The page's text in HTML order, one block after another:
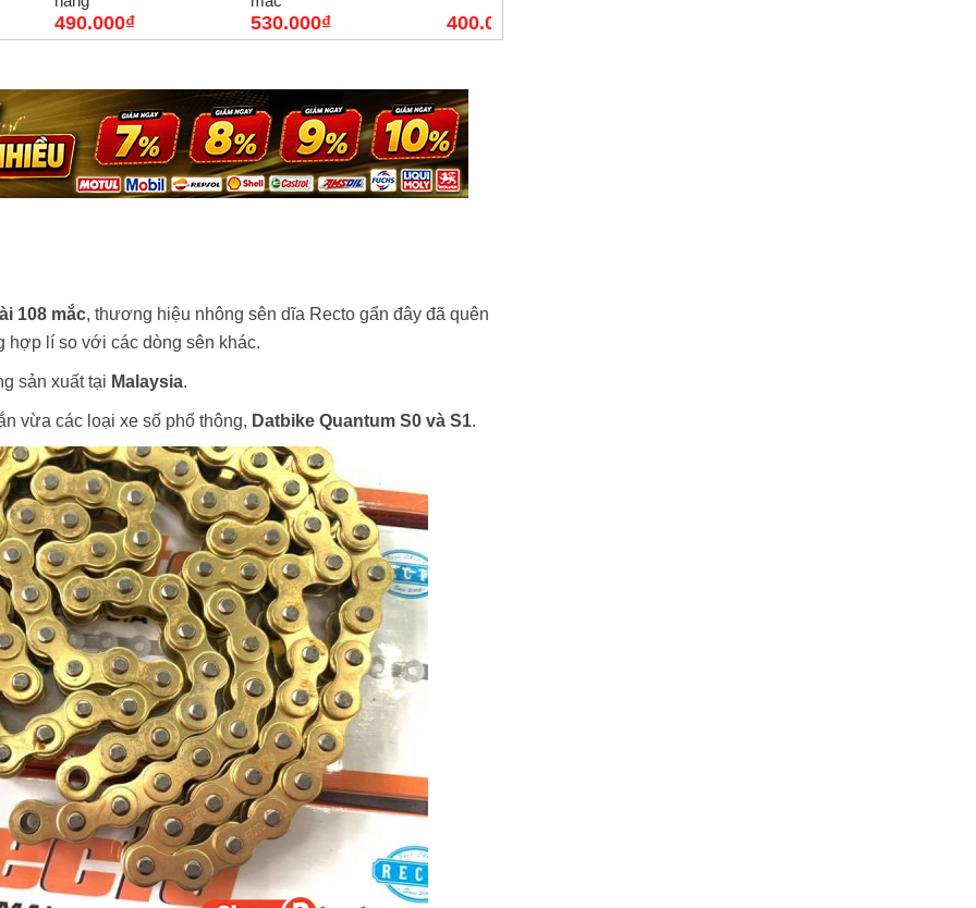
490.000₫ 530.000₫ 400.000₫
108 mắc, thương hiệu nhông sên dĩa Recto gẩn đây đã quên
hợp lí so với các dòng sên khác.
sản xuất tại Malaysia.
vừa các loại xe số phổ thông, Datbike Quantum S0 và S1.